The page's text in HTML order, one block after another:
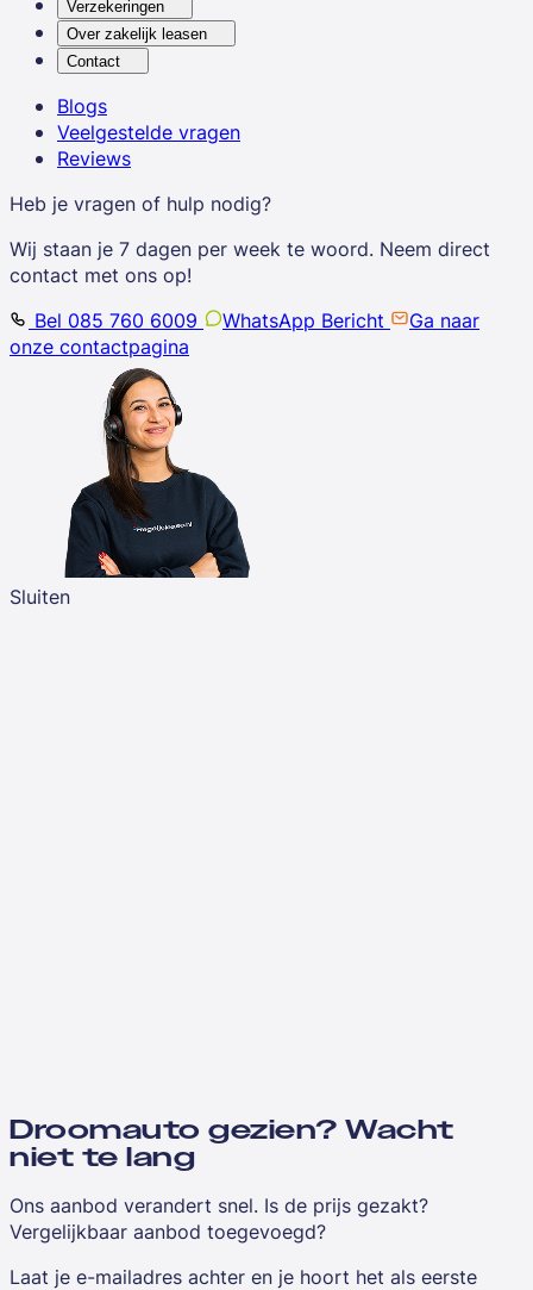
Verzekeringen
Over zakelijk leasen
Contact
Blogs
Veelgestelde vragen
Reviews
Heb je vragen of hulp nodig?
Wij staan je 7 dagen per week te woord. Neem direct
contact met ons op!
Bel 085 760 6009
WhatsApp Bericht
Ga naar
onze contactpagina
Sluiten
Droomauto gezien? Wacht
niet te lang
Ons aanbod verandert snel. Is de prijs gezakt?
Vergelijkbaar aanbod toegevoegd?
Laat je e-mailadres achter en je hoort het als eerste